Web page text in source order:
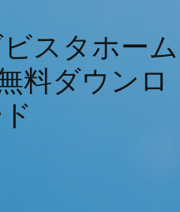
スタホーム
料ダウンロ